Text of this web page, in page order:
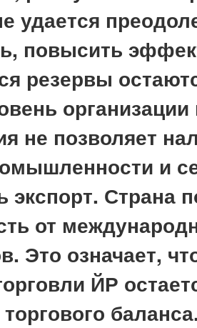
удается
повысить
резервы
не позволяет
и
экспорт. Страна
от
Это означает,
ЙР